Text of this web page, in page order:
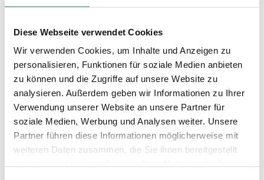
Diese Webseite verwendet Cookies
Wir verwenden Cookies, um Inhalte und Anzeigen zu
personalisieren, Funktionen für soziale Medien anbieten
zu können und die Zugriffe auf unsere Website zu
analysieren. Außerdem geben wir Informationen zu Ihrer
Verwendung unserer Website an unsere Partner für
soziale Medien, Werbung und Analysen weiter. Unsere
Partner führen diese Informationen möglicherweise mit
weiteren Daten zusammen, die Sie ihnen bereitgestellt
ED-RU
eines Corrigo Reglers für Lüftung oder eines
Regio Ardo oder Regio…
Unterstützte Protokolle
EXOline
CO2-Sensor
Nein